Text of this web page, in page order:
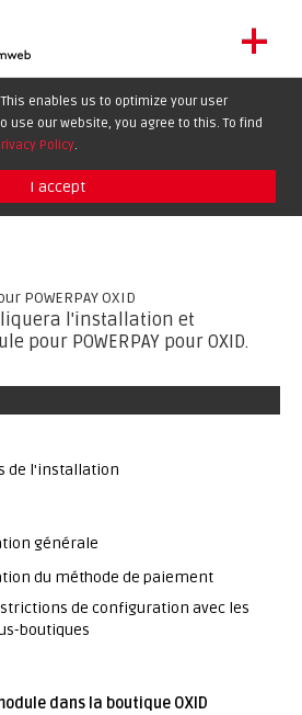
+
enables us to optimize your user
use our website, you agree to this. To find
Policy.
I accept
POWERPAY OXID
l'installation et
pour POWERPAY pour OXID.
de l'installation
générale
du méthode de paiement
de configuration avec les
boutiques
dans la boutique OXID